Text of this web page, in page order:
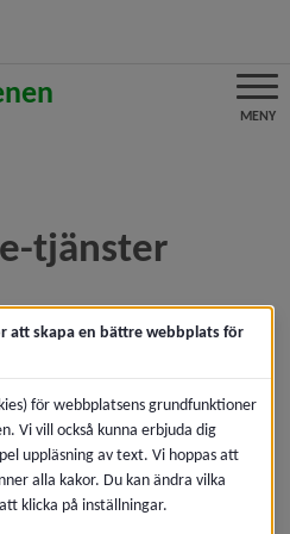
MENY
i brödsmulenavigeringen
tjänster
att skapa en bättre webbplats för
för webbplatsens grundfunktioner
Vi vill också kunna erbjuda dig
uppläsning av text. Vi hoppas att
alla kakor. Du kan ändra vilka
klicka på inställningar.